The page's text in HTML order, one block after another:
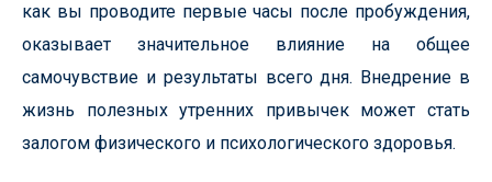
как вы проводите первые часы после пробуждения,
оказывает значительное влияние на общее
самочувствие и результаты всего дня. Внедрение в
жизнь полезных утренних привычек может стать
залогом физического и психологического здоровья.